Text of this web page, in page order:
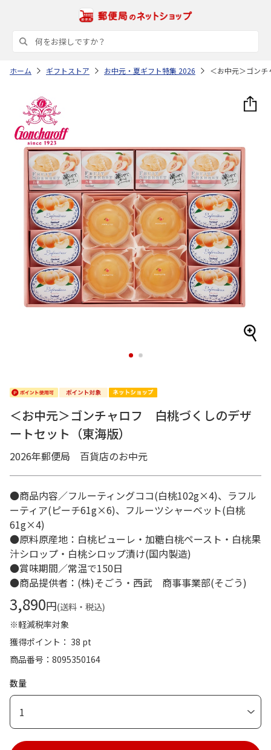
ホーム ギフトストア お中元・夏ギフト特集 2026 ＜お中元＞ゴン
1 2
＜お中元＞ゴンチャロフ 白桃づくしのデザ
ートセット（東海版）
2026年郵便局 百貨店のお中元
●商品内容／フルーティングココ(白桃102g×4)、ラフル
ーティア(ピーチ61g×6)、フルーツシャーベット(白桃
61g×4)
●原料原産地：白桃ピューレ・加糖白桃ペースト・白桃果
汁シロップ・白桃シロップ漬け(国内製造)
●賞味期間／常温で150日
●商品提供者：(株)そごう・西武 商事事業部(そごう)
3,890円(送料・税込)
※軽減税率対象
獲得ポイント： 38 pt
商品番号
8095350164
数量
1